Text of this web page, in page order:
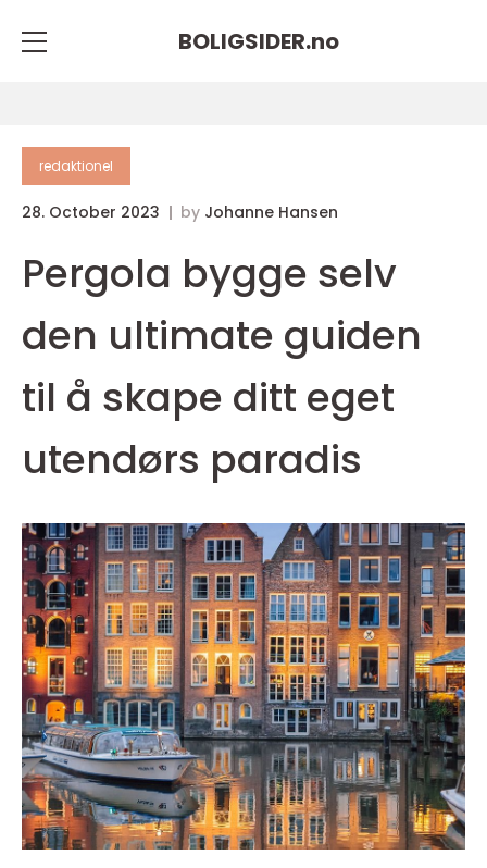
BOLIGSIDER.no
redaktionel
28. October 2023 by Johanne Hansen
Pergola bygge selv
den ultimate guiden
til å skape ditt eget
utendørs paradis